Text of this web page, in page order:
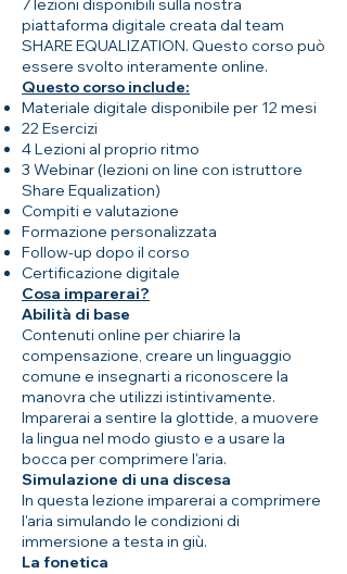
7 lezioni disponibili sulla nostra
piattaforma digitale creata dal team
SHARE EQUALIZATION. Questo corso può
essere svolto interamente online.
Questo corso include:
Materiale digitale disponibile per 12 mesi
22 Esercizi
4 Lezioni al proprio ritmo
3 Webinar (lezioni on line con istruttore
Share Equalization)
Compiti e valutazione
Formazione personalizzata
Follow-up dopo il corso
Certificazione digitale
Cosa imparerai?
Abilità di base
Contenuti online per chiarire la
compensazione, creare un linguaggio
comune e insegnarti a riconoscere la
manovra che utilizzi istintivamente.
Imparerai a sentire la glottide, a muovere
la lingua nel modo giusto e a usare la
bocca per comprimere l'aria.
Simulazione di una discesa
In questa lezione imparerai a comprimere
l'aria simulando le condizioni di
immersione a testa in giù.
La fonetica